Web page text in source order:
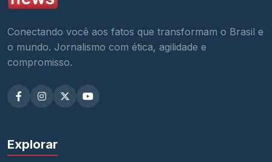
Conectando você aos fatos que transformam o Brasil e
o mundo. Jornalismo com ética, agilidade e
compromisso.
Explorar